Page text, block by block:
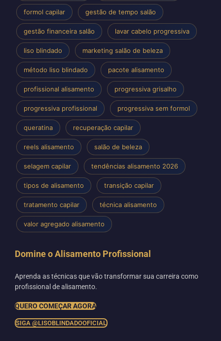
formol capilar gestão de tempo salão
gestão financeira salão lavar cabelo progressiva
liso blindado marketing salão de beleza
método liso blindado pacote alisamento
profissional alisamento progressiva grisalho
progressiva profissional progressiva sem formol
queratina recuperação capilar
reels alisamento salão de beleza
selagem capilar tendências alisamento 2026
tipos de alisamento transição capilar
tratamento capilar técnica alisamento
valor agregado alisamento
Domine o Alisamento Profissional
Aprenda as técnicas que vão transformar sua carreira como
profissional de alisamento.
QUERO COMEÇAR AGORA
SIGA @LISOBLINDADOOFICIAL